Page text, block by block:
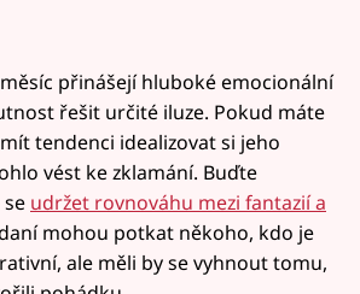
přinášejí hluboké emocionální
řešit určité iluze. Pokud máte
tendenci idealizovat si jeho
vést ke zklamání. Buďte
udržet rovnováhu mezi fantazií a
mohou potkat někoho, kdo je
ale měli by se vyhnout tomu,